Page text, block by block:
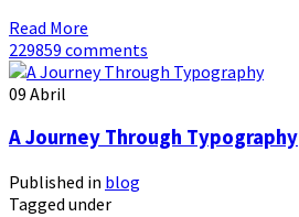
Read More
229859 comments
09 Abril
A Journey Through Typography
Published in blog
Tagged under